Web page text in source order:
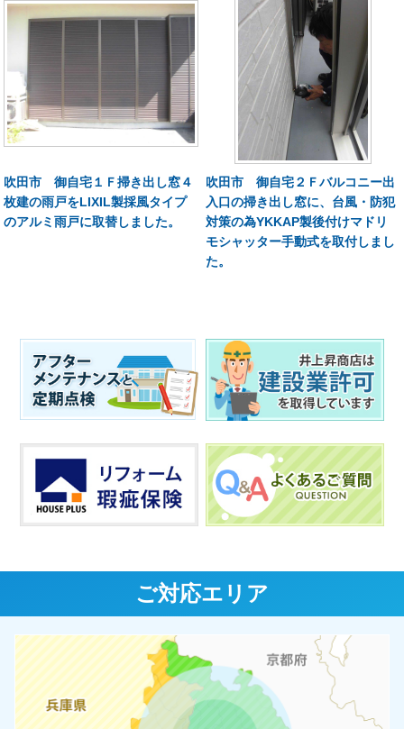
吹田市 御自宅１Ｆ掃き出し窓４
枚建の雨戸をLIXIL製採風タイプ
のアルミ雨戸に取替しました。
吹田市 御自宅２Ｆバルコニー出
入口の掃き出し窓に、台風・防犯
対策の為YKKAP製後付けマドリ
モシャッター手動式を取付しまし
た。
ご対応エリア